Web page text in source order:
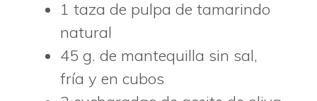
1 taza de pulpa de tamarindo
natural
45 g. de mantequilla sin sal,
fría y en cubos